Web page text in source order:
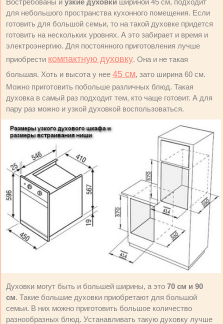
Востребованы и узкие духовки шириной 45 см, подходит
для небольшого пространства кухонного помещения. Если
готовить для большой семьи, то на такой духовке придется
готовить на нескольких уровнях. А это забирает и время и
электроэнергию. Для постоянного приготовления лучше
приобрести компактную духовку. Она и не такая
большая. Хоть и высота у нее 45 см, зато ширина 60 см.
Можно приготовить побольше различных блюд. Такая
духовка в самый раз подходит тем, кто чаще готовит. А для
пару раз можно и узкой духовкой воспользоваться.
Духовки могут быть и большей ширины, а это 70 см и 90
см. Такие большие духовки приобретают для большой
семьи. В них можно приготовить большое количество
разнообразных блюд. Устанавливать такую духовку лучше